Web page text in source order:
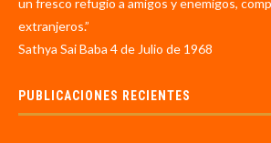
un fresco refugio a amigos y enemigos,
extranjeros.”
Sathya Sai Baba 4 de Julio de 1968
PUBLICACIONES RECIENTES